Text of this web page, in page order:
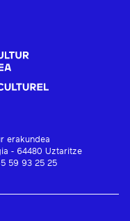
erakundea
- 64480 Uztaritze
59 93 25 25